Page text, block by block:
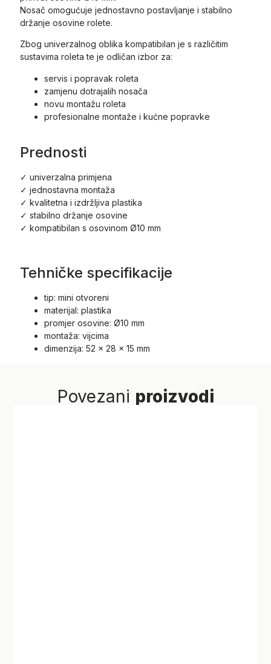
Nosač omogućuje jednostavno postavljanje i stabilno
držanje osovine rolete.
Zbog univerzalnog oblika kompatibilan je s različitim
sustavima roleta te je odličan izbor za:
servis i popravak roleta
zamjenu dotrajalih nosača
novu montažu roleta
profesionalne montaže i kućne popravke
Prednosti
✓ univerzalna primjena
✓ jednostavna montaža
✓ kvalitetna i izdržljiva plastika
✓ stabilno držanje osovine
✓ kompatibilan s osovinom Ø10 mm
Tehničke specifikacije
tip: mini otvoreni
materijal: plastika
promjer osovine: Ø10 mm
montaža: vijcima
dimenzija: 52 x 28 x 15 mm
Povezani proizvodi